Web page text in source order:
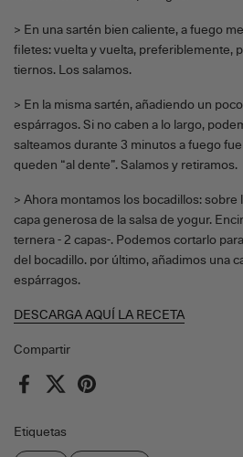
Compartir
FacebookX (Twitter)Pinterest
Etiquetas
> En una sartén bien caliente, a fuego
filetes: vuelta y vuelta, preferiblemente,
tiernos. Los salamos.
> En la misma sartén, añadiendo un
espárragos. Si no caben a lo largo,
salteamos durante 3 minutos a fuego
queden “al dente”. Salamos y retiramos.
> Ahora montamos los bocadillos: sobre
capa generosa de la salsa de yogur.
ternera - 2 capas-. Podemos cortarlo
del bocadillo. por último, añadimos una
espárragos.
DESCARGA AQUÍ LA RECETA